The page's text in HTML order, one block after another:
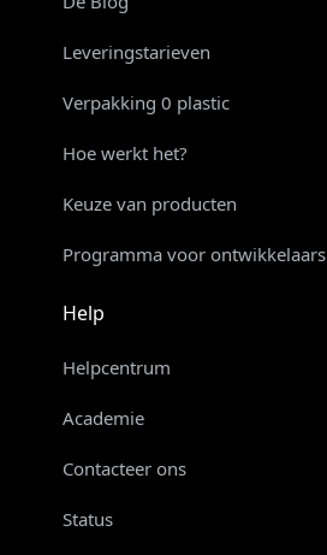
Leveringstarieven
Verpakking 0 plastic
Hoe werkt het?
Keuze van producten
Programma voor ontwikkelaars
Help
Helpcentrum
Academie
Contacteer ons
Status